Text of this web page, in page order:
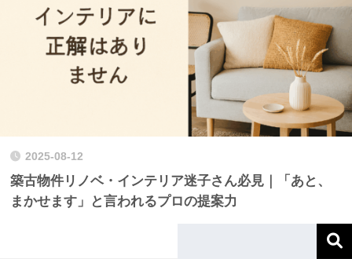
2025-08-12
築古物件リノベ・インテリア迷子さん必見｜「あと、
まかせます」と言われるプロの提案力